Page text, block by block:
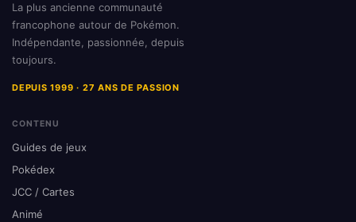
La plus ancienne communauté
francophone autour de Pokémon.
Indépendante, passionnée, depuis
toujours.
DEPUIS 1999 · 27 ANS DE PASSION
CONTENU
Guides de jeux
Pokédex
JCC / Cartes
Animé